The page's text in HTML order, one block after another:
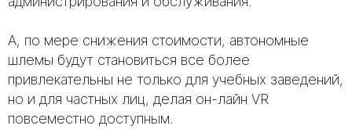
А, по мере снижения стоимости, автономные
шлемы будут становиться все более
привлекательны не только для учебных заведений,
но и для частных лиц, делая он-лайн VR
повсеместно доступным.